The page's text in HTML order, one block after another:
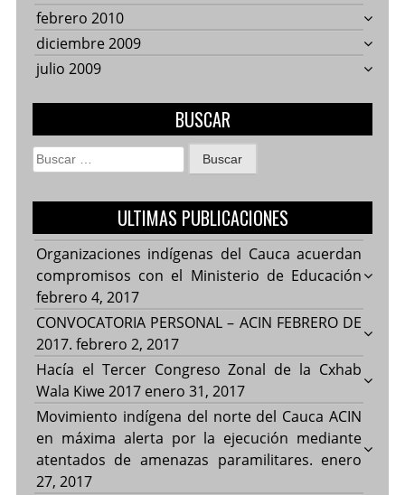
febrero 2010
diciembre 2009
julio 2009
BUSCAR
Buscar:
ULTIMAS PUBLICACIONES
Organizaciones indígenas del Cauca acuerdan
compromisos con el Ministerio de Educación
febrero 4, 2017
CONVOCATORIA PERSONAL – ACIN FEBRERO DE
2017. febrero 2, 2017
Hacía el Tercer Congreso Zonal de la Cxhab
Wala Kiwe 2017 enero 31, 2017
Movimiento indígena del norte del Cauca ACIN
en máxima alerta por la ejecución mediante
atentados de amenazas paramilitares. enero
27, 2017